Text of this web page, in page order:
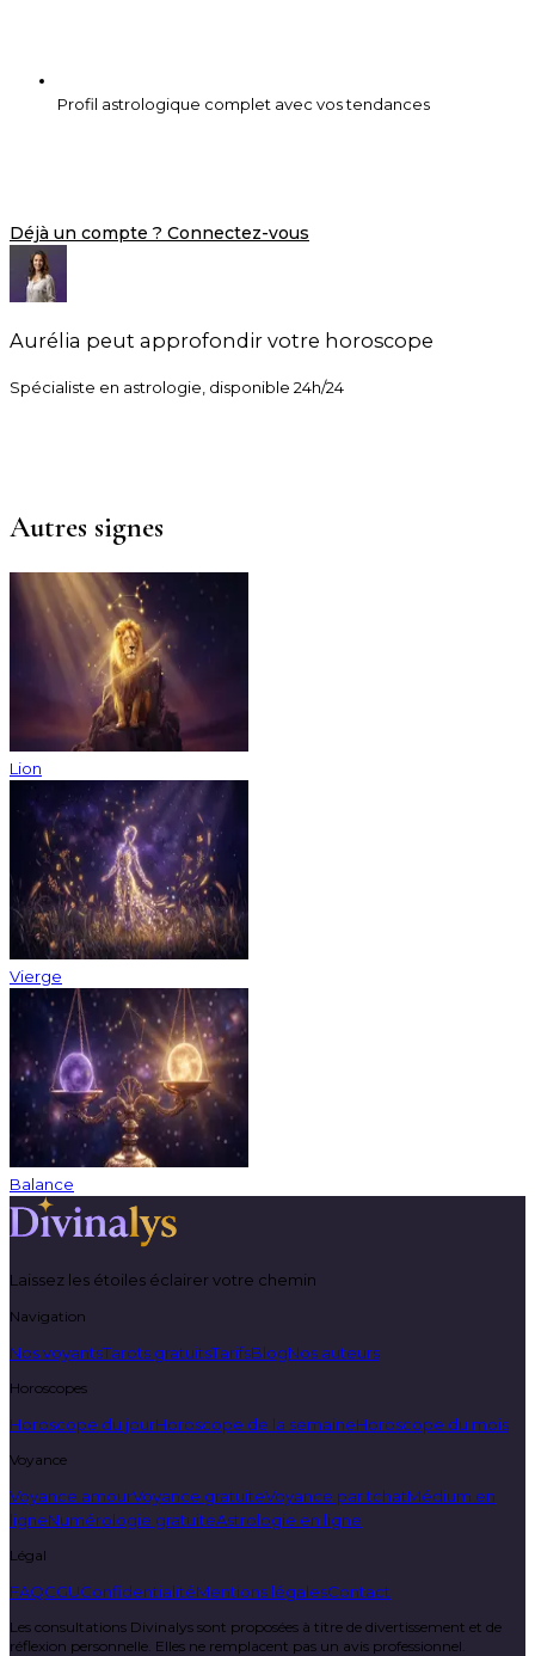
Profil astrologique complet avec vos tendances
Déjà un compte ? Connectez-vous
Aurélia peut approfondir votre horoscope
Spécialiste en astrologie, disponible 24h/24
Autres signes
Lion
Vierge
Balance
Laissez les étoiles éclairer votre chemin
Navigation
Nos voyantsTarots gratuitsTarifsBlogNos auteurs
Horoscopes
Horoscope du jourHoroscope de la semaineHoroscope du mois
Voyance
Voyance amourVoyance gratuiteVoyance par tchatMédium en
ligneNumérologie gratuiteAstrologie en ligne
Légal
FAQCGUConfidentialitéMentions légalesContact
Les consultations Divinalys sont proposées à titre de divertissement et de
réflexion personnelle. Elles ne remplacent pas un avis professionnel.